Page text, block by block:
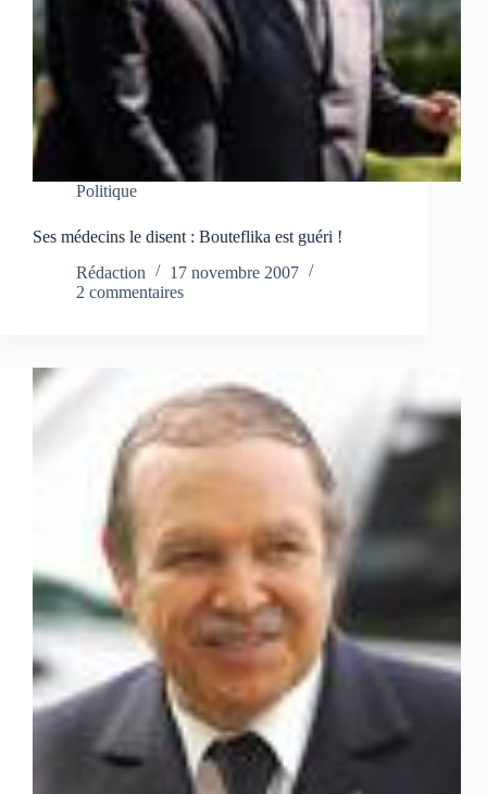
Politique
Ses médecins le disent : Bouteflika est guéri !
Rédaction
17 novembre 2007
2 commentaires